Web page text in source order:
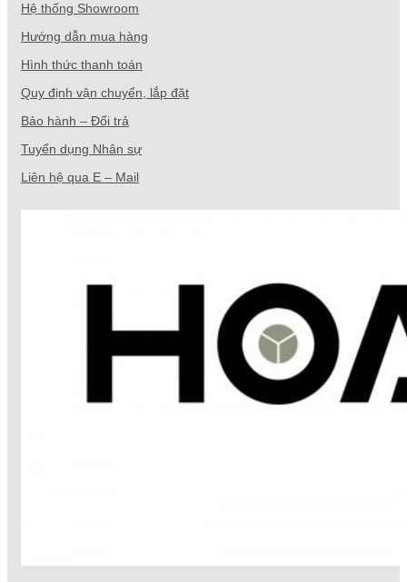
Hệ thống Showroom
Hướng dẫn mua hàng
Hình thức thanh toán
Quy định vận chuyển, lắp đặt
Bảo hành – Đổi trả
Tuyển dụng Nhân sự
Liên hệ qua E – Mail